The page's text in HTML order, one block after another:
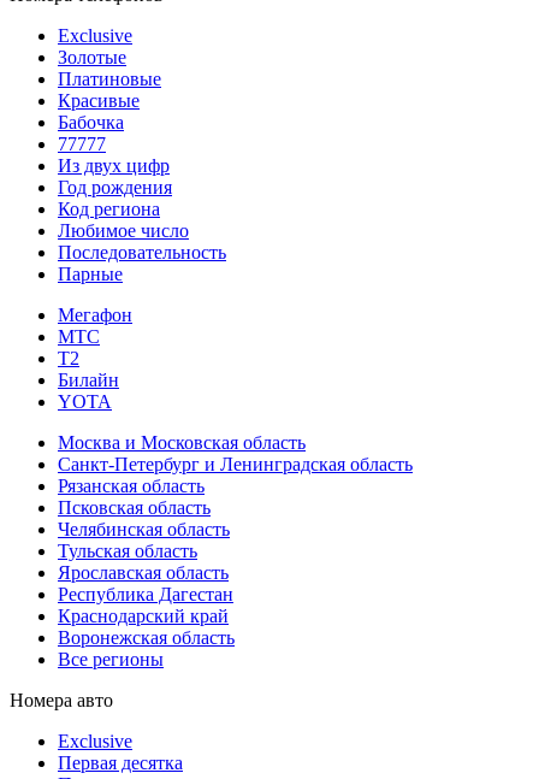
Exclusive
Золотые
Платиновые
Красивые
Бабочка
77777
Из двух цифр
Год рождения
Код региона
Любимое число
Последовательность
Парные
Мегафон
МТС
Т2
Билайн
YOTA
Москва и Московская область
Санкт-Петербург и Ленинградская область
Рязанская область
Псковская область
Челябинская область
Тульская область
Ярославская область
Республика Дагестан
Краснодарский край
Воронежская область
Все регионы
Номера авто
Exclusive
Первая десятка